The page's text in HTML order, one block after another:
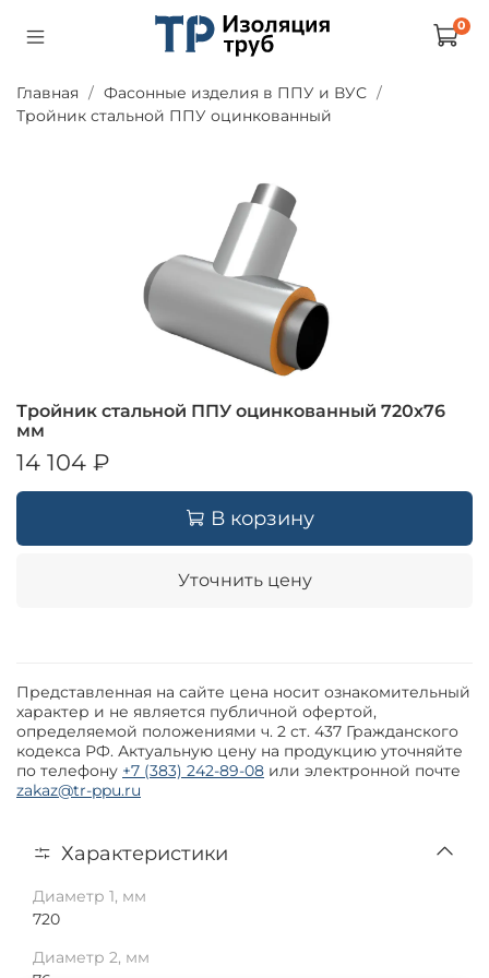
0
Главная
Фасонные изделия в ППУ и ВУС
Тройник стальной ППУ оцинкованный
Тройник стальной ППУ оцинкованный 720х76
мм
14 104 ₽
В корзину
Уточнить цену
Представленная на сайте цена носит ознакомительный
характер и не является публичной офертой,
определяемой положениями ч. 2 ст. 437 Гражданского
кодекса РФ. Актуальную цену на продукцию уточняйте
по телефону +7 (383) 242-89-08 или электронной почте
zakaz@tr-ppu.ru
Характеристики
Диаметр 1, мм
720
Диаметр 2, мм